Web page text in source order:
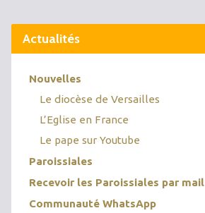
Actualités
Nouvelles
Le diocèse de Versailles
L’Eglise en France
Le pape sur Youtube
Paroissiales
Recevoir les Paroissiales par mail
Communauté WhatsApp